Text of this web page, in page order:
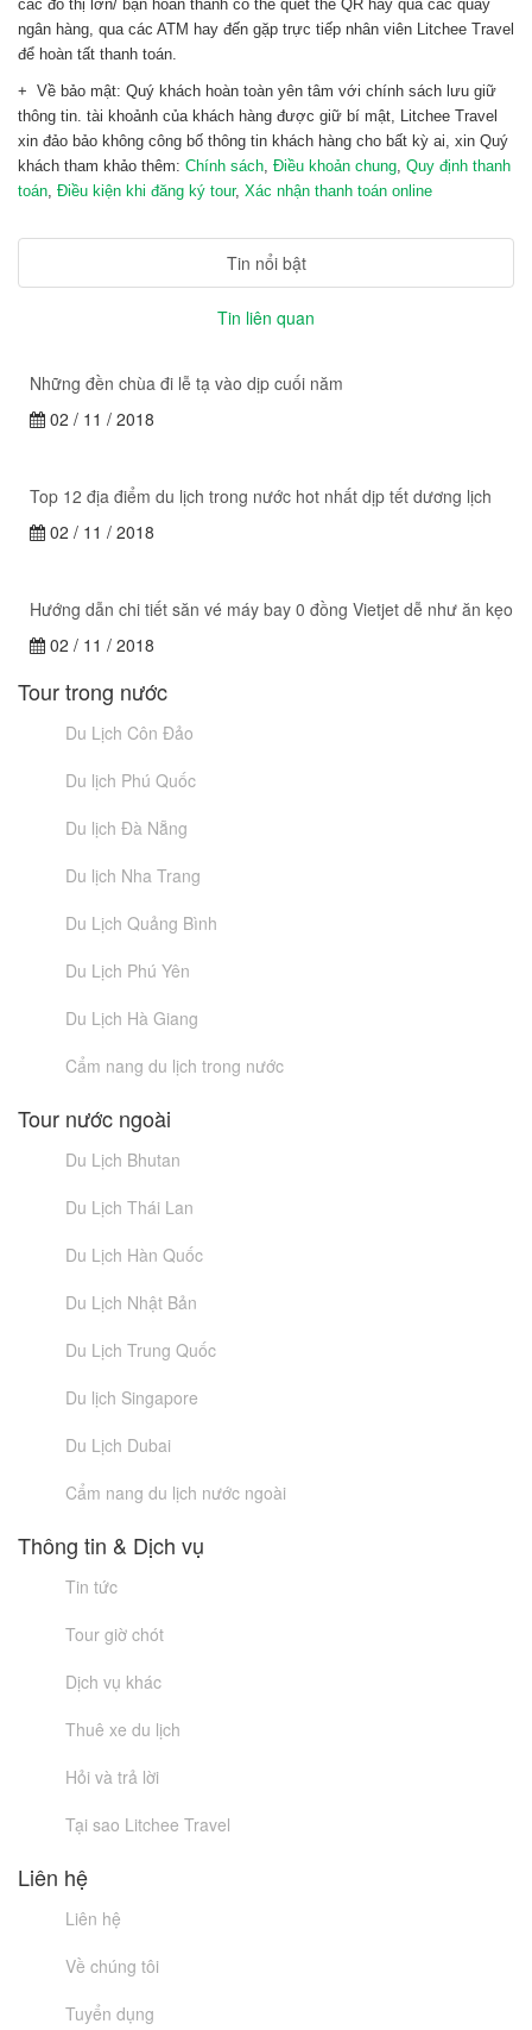
các đô thị lớn/ bạn hoàn thành có thể quét thẻ QR hay qua các quầy
ngân hàng, qua các ATM hay đến gặp trực tiếp nhân viên Litchee Travel
để hoàn tất thanh toán.
+ Về bảo mật: Quý khách hoàn toàn yên tâm với chính sách lưu giữ
thông tin. tài khoảnh của khách hàng được giữ bí mật, Litchee Travel
xin đảo bảo không công bố thông tin khách hàng cho bất kỳ ai, xin Quý
khách tham khảo thêm: Chính sách, Điều khoản chung, Quy định thanh
toán, Điều kiện khi đăng ký tour, Xác nhận thanh toán online
Tin nổi bật
Tin liên quan
Những đền chùa đi lễ tạ vào dịp cuối năm
02 / 11 / 2018
Top 12 địa điểm du lịch trong nước hot nhất dịp tết dương lịch
02 / 11 / 2018
Hướng dẫn chi tiết săn vé máy bay 0 đồng Vietjet dễ như ăn kẹo
02 / 11 / 2018
Tour trong nước
Du Lịch Côn Đảo
Du lịch Phú Quốc
Du lịch Đà Nẵng
Du lịch Nha Trang
Du Lịch Quảng Bình
Du Lịch Phú Yên
Du Lịch Hà Giang
Cẩm nang du lịch trong nước
Tour nước ngoài
Du Lịch Bhutan
Du Lịch Thái Lan
Du Lịch Hàn Quốc
Du Lịch Nhật Bản
Du Lịch Trung Quốc
Du lịch Singapore
Du Lịch Dubai
Cẩm nang du lịch nước ngoài
Thông tin & Dịch vụ
Tin tức
Tour giờ chót
Dịch vụ khác
Thuê xe du lịch
Hỏi và trả lời
Tại sao Litchee Travel
Liên hệ
Liên hệ
Về chúng tôi
Tuyển dụng